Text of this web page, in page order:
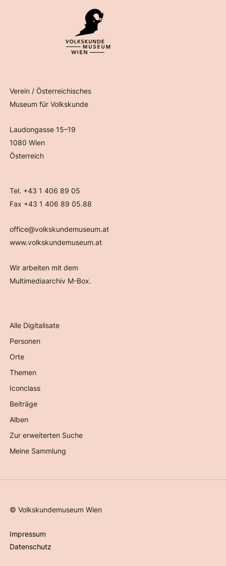
Verein / Österreichisches
Museum für Volkskunde
Laudongasse 15–19
1080 Wien
Österreich
Tel. +43 1 406 89 05
Fax +43 1 406 89 05.88
office@volkskundemuseum.at
www.volkskundemuseum.at
Wir arbeiten mit dem
Multimediaarchiv M-Box.
Alle Digitalisate
Personen
Orte
Themen
Iconclass
Beiträge
Alben
Zur erweiterten Suche
Meine Sammlung
©Volkskundemuseum Wien
Impressum
Datenschutz